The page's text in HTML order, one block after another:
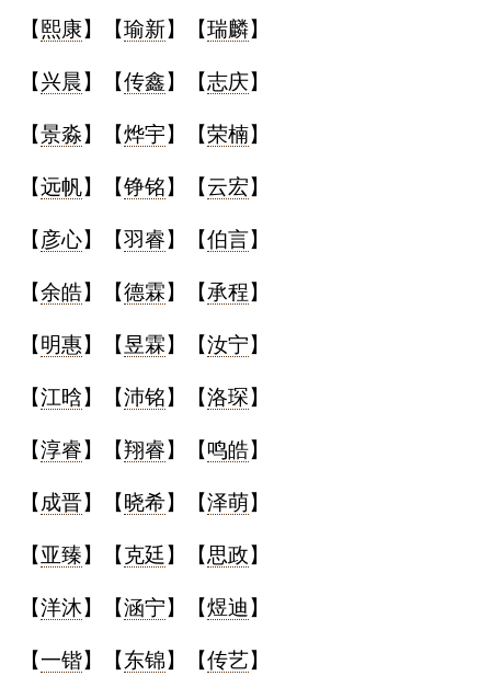
典
宝
名
生
大
【熙康】【瑜新】【瑞麟】
【兴晨】【传鑫】【志庆】
【景淼】【烨宇】【荣楠】
【远帆】【铮铭】【云宏】
【 彦心】【羽睿】【伯言】
【余皓】【德霖】【承程】
【明惠】【昱霖】【汝宁】
【江晗】【沛铭】【洛琛】
【淳睿】【翔睿】【鸣皓】
【 成晋】【 晓希】【泽萌】
【亚臻】【克廷 】【思政】
【洋沐】【涵宁】【煜迪 】
【一锴】【东锦】【传艺】